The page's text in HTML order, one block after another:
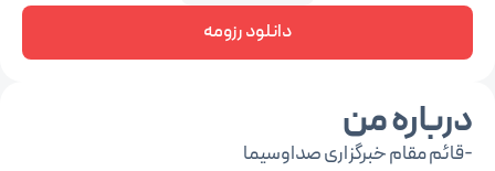
دانلود رزومه
درباره من
-قائم مقام خبرگزاری صداوسیما